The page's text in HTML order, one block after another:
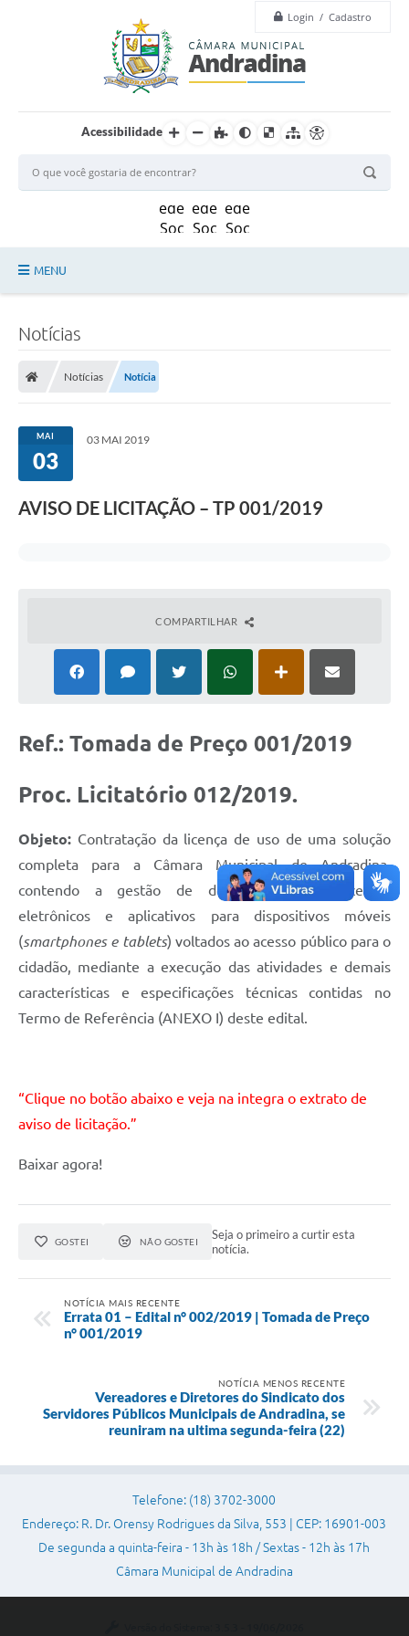
Login / Cadastro
Acessibilidade
MENU
Câmara
Editais
Vereadores
Mesa Diretora
Sessão Plenária
Contratos
Ouvidoria
Audiências Públicas
Turismo
Galeria de Vídeos
Secretarias
Projetos
Contas Públicas
Links
A Prefeitura
SIC
Notícias
Notícias Notícia
MAI
03
03 MAI 2019
AVISO DE LICITAÇÃO – TP 001/2019
COMPARTILHAR
Ref.: Tomada de Preço 001/2019
Proc. Licitatório 012/2019.
Objeto: Contratação da licença de uso de uma solução
completa para a Câmara Municipal de Andradina,
contendo a gestão de documentos e processos
eletrônicos e aplicativos para dispositivos móveis
(smartphones e tablets) voltados ao acesso público para o
cidadão, mediante a execução das atividades e demais
características e especificações técnicas contidas no
Termo de Referência (ANEXO I) deste edital.
“Clique no botão abaixo e veja na integra o extrato de
aviso de licitação.”
Baixar agora!
GOSTEI NÃO GOSTEI
Seja o primeiro a curtir esta
notícia.
NOTÍCIA MAIS RECENTE
Errata 01 – Edital n° 002/2019 | Tomada de Preço
n° 001/2019
NOTÍCIA MENOS RECENTE
Vereadores e Diretores do Sindicato dos
Servidores Públicos Municipais de Andradina, se
reuniram na ultima segunda-feira (22)
Telefone: (18) 3702-3000
Endereço: R. Dr. Orensy Rodrigues da Silva, 553 | CEP: 16901-003
De segunda a quinta-feira - 13h às 18h / Sextas - 12h às 17h
Câmara Municipal de Andradina